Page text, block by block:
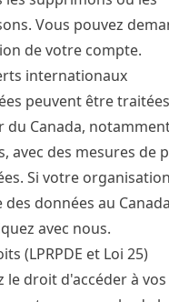
Vous pouvez
de votre compte.
internationaux
peuvent être
du Canada,
avec des mesures de
Si votre
des données au
avec nous.
(LPRPDE et Loi 25)
le droit d'accéder à vos